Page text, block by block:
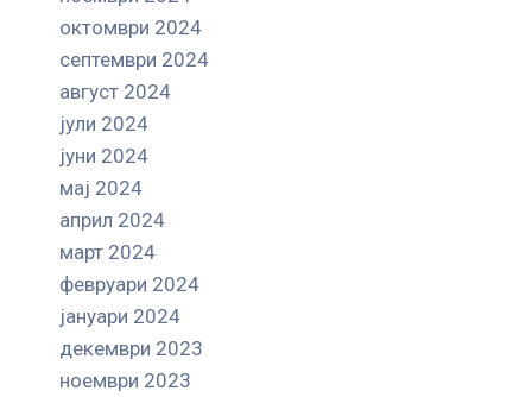
октомври 2024
септември 2024
август 2024
јули 2024
јуни 2024
мај 2024
април 2024
март 2024
февруари 2024
јануари 2024
декември 2023
ноември 2023